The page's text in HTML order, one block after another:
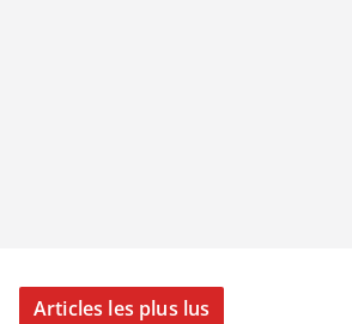
Articles les plus lus